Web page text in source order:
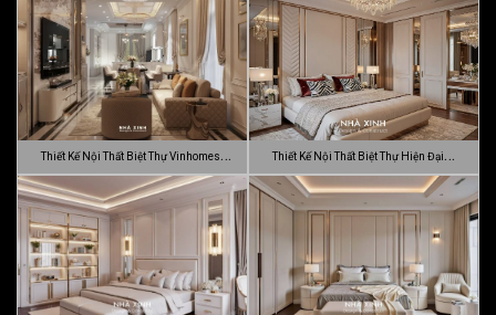
Thiết Kế Nội Thất Biệt Thự Vinhomes
Gran…
Thiết Kế Nội Thất Biệt Thự Hiện Đại
Sang…